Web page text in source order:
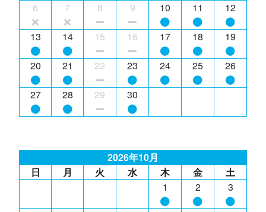
6 7 8 9 10 11 12
13 14 15 16 17 18 19
20 21 22 23 24 25 26
27 28 29 30
2026年10月
日
月 火 水 木 金
土
1
2 3